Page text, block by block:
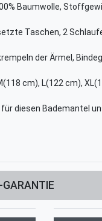
Baumwolle,
Taschen, 2
der Ärmel,
cm), L(122 cm),
diesen Bademantel
GARANTIE